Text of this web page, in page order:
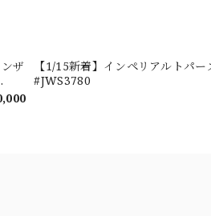
ザ
【1/15新着】インペリアルトパ
#JWS3780